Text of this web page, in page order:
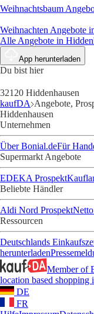
Weihnachtsbaum
Weihnachten Angebote
Alle Angebote in
App herunterladen
Du bist hier
32120 Hiddenhausen
kaufDA Angebote,
Hiddenhausen
Unternehmen
Über Bonial.deFür
Supermarkt Angebote
EDEKA Prospekt
Beliebte Händler
Aldi Nord Prospekt
Ressourcen
Deutschlands
herunterladen
Member of
location based shopping
DE
FR